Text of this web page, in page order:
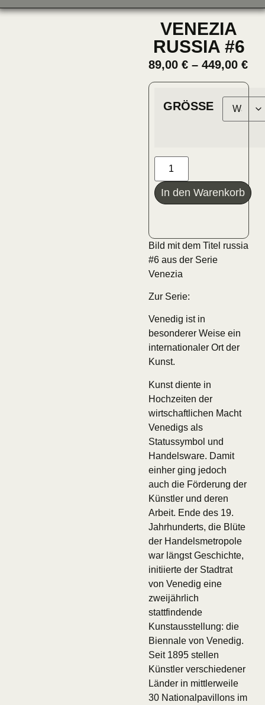
VENEZIA
RUSSIA #6
89,00 €– 449,00 €
GRÖSSE
In den Warenkorb
Bild mit dem Titel russia
#6 aus der Serie
Venezia
Zur Serie:
Venedig ist in
besonderer Weise ein
internationaler Ort der
Kunst.
Kunst diente in
Hochzeiten der
wirtschaftlichen Macht
Venedigs als
Statussymbol und
Handelsware. Damit
einher ging jedoch
auch die Förderung der
Künstler und deren
Arbeit. Ende des 19.
Jahrhunderts, die Blüte
der Handelsmetropole
war längst Geschichte,
initiierte der Stadtrat
von Venedig eine
zweijährlich
stattfindende
Kunstausstellung: die
Biennale von Venedig.
Seit 1895 stellen
Künstler verschiedener
Länder in mittlerweile
30 Nationalpavillons im